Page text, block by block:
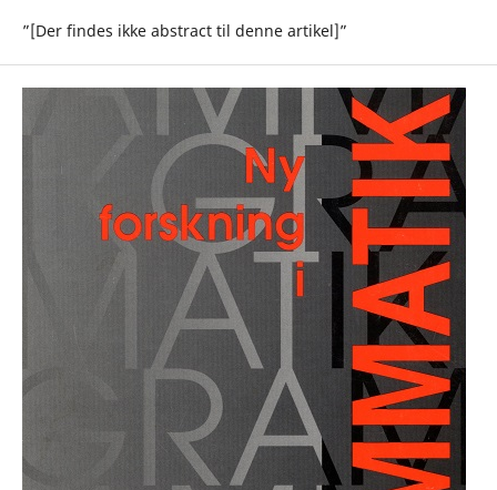
”[Der findes ikke abstract til denne artikel]”